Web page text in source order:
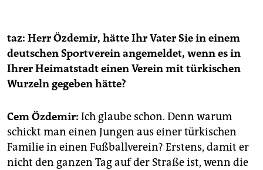
genossenschaft
epaper login
taz: Herr Özdemir, hätte Ihr Vater Sie in einem
deutschen Sportverein angemeldet, wenn es in
Ihrer Heimatstadt einen Verein mit türkischen
Wurzeln gegeben hätte?
Cem Özdemir: Ich glaube schon. Denn warum
schickt man einen Jungen aus einer türkischen
Familie in einen Fußballverein? Erstens, damit er
nicht den ganzen Tag auf der Straße ist, wenn die